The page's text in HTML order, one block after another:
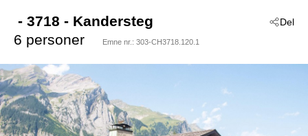
Del
- 3718 - Kandersteg
6 personer
Emne nr.: 303-CH3718.120.1